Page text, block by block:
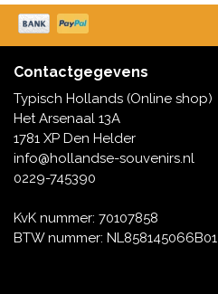
Contactgegevens
Typisch Hollands (Online shop)
Het Arsenaal 13A
1781 XP Den Helder
info@hollandse-souvenirs.nl
0229-745390
KvK nummer: 70107858
BTW nummer: NL858145066B01